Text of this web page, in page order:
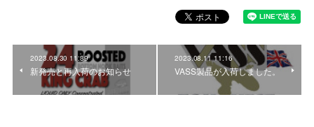
2023.08.30 11:39
新発売と再入荷のお知らせ
2023.08.11 11:16
VASS製品が入荷しました。